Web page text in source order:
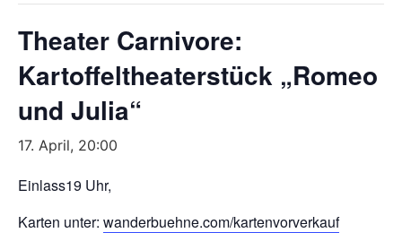
Theater Carnivore:
Kartoffeltheaterstück „Romeo
und Julia“
17. April, 20:00
Einlass19 Uhr,
Karten unter: wanderbuehne.com/kartenvorverkauf